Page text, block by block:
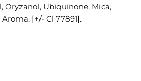
Oryzanol, Ubiquinone, Mica,
[+/- Cl 77891].